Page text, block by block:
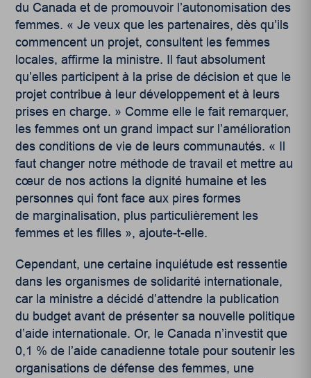
du Canada et de promouvoir l’autonomisation des
femmes. « Je veux que les partenaires, dès qu’ils
commencent un projet, consultent les femmes
locales, affirme la ministre. Il faut absolument
qu’elles participent à la prise de décision et que le
projet contribue à leur développement et à leurs
prises en charge. » Comme elle le fait remarquer,
les femmes ont un grand impact sur l’amélioration
des conditions de vie de leurs communautés. « Il
faut changer notre méthode de travail et mettre au
cœur de nos actions la dignité humaine et les
personnes qui font face aux pires formes
de marginalisation, plus particulièrement les
femmes et les filles », ajoute-t-elle.
Cependant, une certaine inquiétude est ressentie
dans les organismes de solidarité internationale,
car la ministre a décidé d’attendre la publication
du budget avant de présenter sa nouvelle politique
d’aide internationale. Or, le Canada n’investit que
0,1 % de l’aide canadienne totale pour soutenir les
organisations de défense des femmes, une